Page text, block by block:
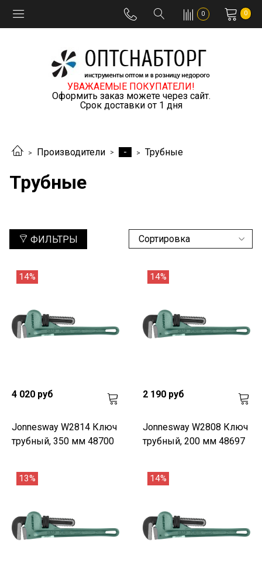
0 0
УВАЖАЕМЫЕ ПОКУПАТЕЛИ!
Оформить заказ можете через сайт.
Срок доставки от 1 дня
Производители - Трубные
Трубные
ФИЛЬТРЫ
14%
4 020 руб
Jonnesway W2814 Ключ
трубный, 350 мм 48700
14%
2 190 руб
Jonnesway W2808 Ключ
трубный, 200 мм 48697
13% 14%